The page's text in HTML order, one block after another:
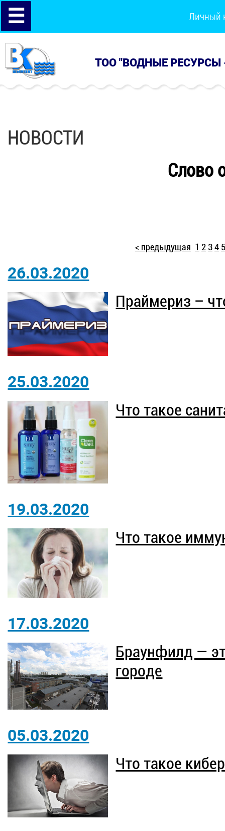
☰ Личный
ТОО "ВОДНЫЕ РЕСУРСЫ
НОВОСТИ
Слово
< предыдущая 1 2 34 5
26.03.2020
Праймериз –
25.03.2020
Что такое
19.03.2020
Что такое
17.03.2020
Браунфилд —
городе
05.03.2020
Что такое